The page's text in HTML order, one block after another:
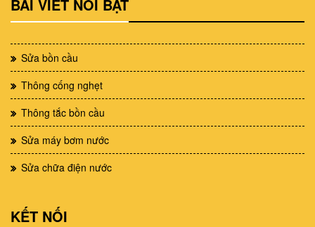
BÀI VIẾT NỖI BẬT
Sửa bồn cầu
Thông cống nghẹt
Thông tắc bồn cầu
Sửa máy bơm nước
Sửa chữa điện nước
KẾT NỐI